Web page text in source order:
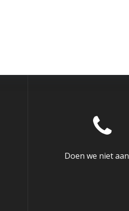
Doen we niet aan